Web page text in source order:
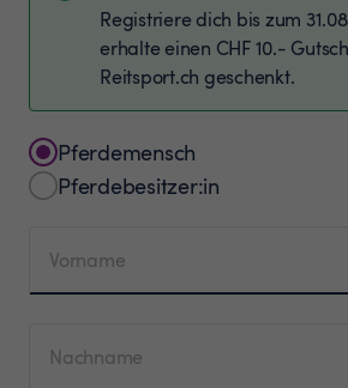
Registriere dich bis zum
erhalte einen CHF 10.-
Reitsport.ch geschenkt.
Pferdemensch
Pferdebesitzer:in
Vorname
Nachname